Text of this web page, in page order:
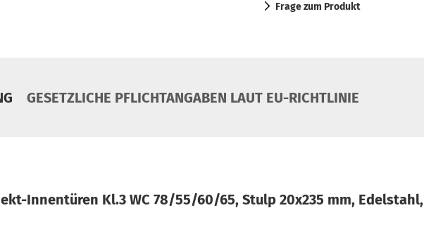
Frage zum Produkt
GESETZLICHE PFLICHTANGABEN LAUT EU-RICHTLINIE
Innentüren Kl.3 WC 78/55/60/65, Stulp 20x235 mm, Edelstahl,